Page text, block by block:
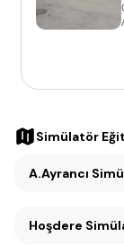
Simülatör
A.Ayrancı
Hoşdere